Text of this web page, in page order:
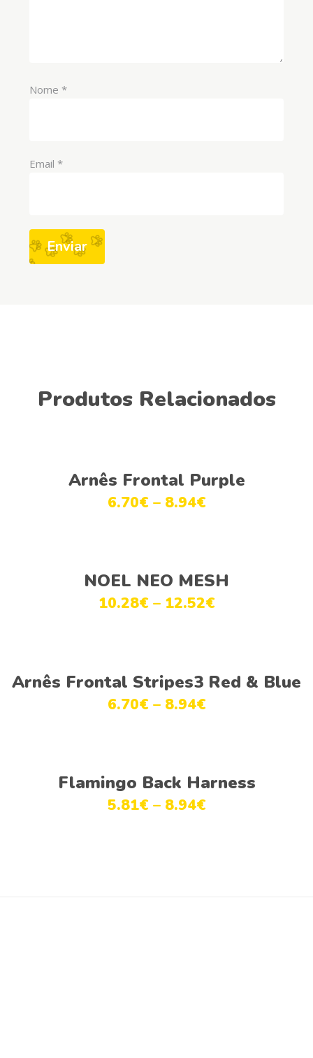
Nome *
Email *
Produtos Relacionados
Ver opções
Arnês Frontal Purple
6.70€ – 8.94€
Ver opções
NOEL NEO MESH
10.28€ – 12.52€
Ver opções
Arnês Frontal Stripes3 Red & Blue
6.70€ – 8.94€
Ver opções
Flamingo Back Harness
5.81€ – 8.94€